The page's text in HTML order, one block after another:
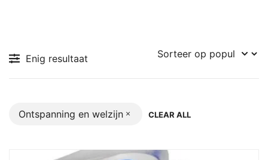
Enig resultaat
Ontspanning en welzijn CLEAR ALL